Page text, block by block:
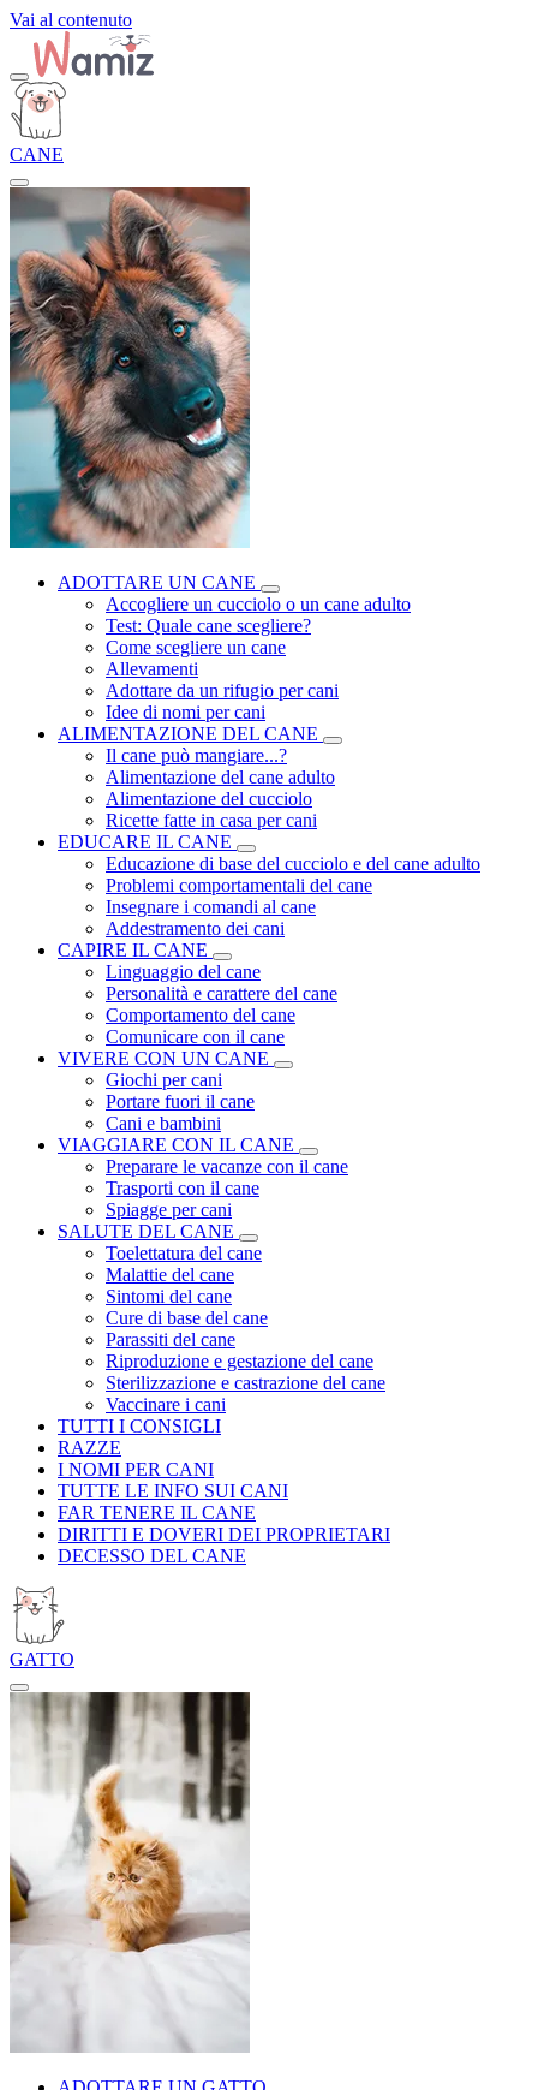
Vai al contenuto
CANE
ADOTTARE UN CANE
Accogliere un cucciolo o un cane adulto
Test: Quale cane scegliere?
Come scegliere un cane
Allevamenti
Adottare da un rifugio per cani
Idee di nomi per cani
ALIMENTAZIONE DEL CANE
Il cane può mangiare...?
Alimentazione del cane adulto
Alimentazione del cucciolo
Ricette fatte in casa per cani
EDUCARE IL CANE
Educazione di base del cucciolo e del cane adulto
Problemi comportamentali del cane
Insegnare i comandi al cane
Addestramento dei cani
CAPIRE IL CANE
Linguaggio del cane
Personalità e carattere del cane
Comportamento del cane
Comunicare con il cane
VIVERE CON UN CANE
Giochi per cani
Portare fuori il cane
Cani e bambini
VIAGGIARE CON IL CANE
Preparare le vacanze con il cane
Trasporti con il cane
Spiagge per cani
SALUTE DEL CANE
Toelettatura del cane
Malattie del cane
Sintomi del cane
Cure di base del cane
Parassiti del cane
Riproduzione e gestazione del cane
Sterilizzazione e castrazione del cane
Vaccinare i cani
TUTTI I CONSIGLI
RAZZE
I NOMI PER CANI
TUTTE LE INFO SUI CANI
FAR TENERE IL CANE
DIRITTI E DOVERI DEI PROPRIETARI
DECESSO DEL CANE
GATTO